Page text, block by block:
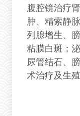
腹腔镜治疗
肿、精索静
列腺增生、
粘膜白斑；
尿管结石、
术治疗及生